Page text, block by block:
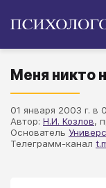
Меня никто
01 января 2003 г. в
Автор: Н.И. Козлов,
Основатель
Телеграмм-канал